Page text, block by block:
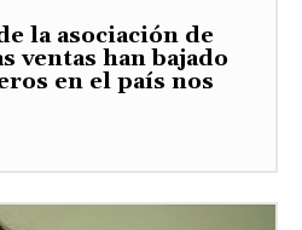
la asociación de
ventas han bajado
en el país nos